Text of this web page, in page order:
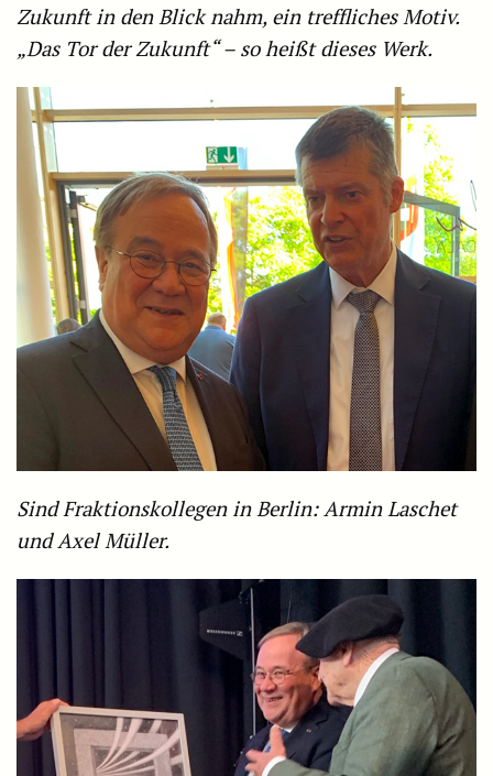
Zukunft in den Blick nahm, ein treffliches Motiv.
„Das Tor der Zukunft“ – so heißt dieses Werk.
Sind Fraktionskollegen in Berlin: Armin Laschet
und Axel Müller.